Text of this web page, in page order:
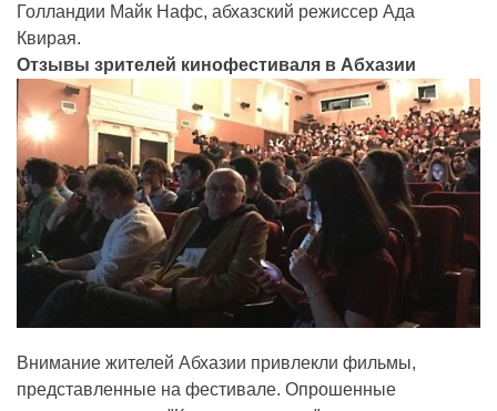
Голландии Майк Нафс, абхазский режиссер Ада
Квирая.
Отзывы зрителей кинофестиваля в Абхазии
Внимание жителей Абхазии привлекли фильмы,
представленные на фестивале. Опрошенные